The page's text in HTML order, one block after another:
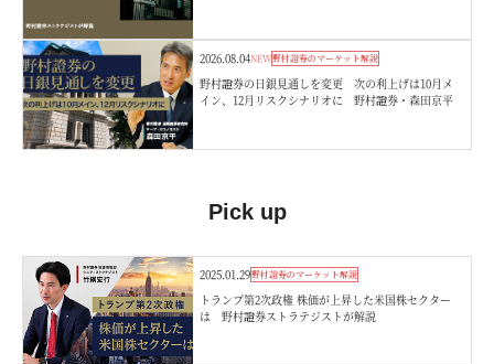
2026.08.04NEW野村證券のマーケット解説
野村證券の日銀見通しを変更 次の利上げは10月メ
イン、12月リスクシナリオに 野村證券・森田京平
Pick up
2025.01.29野村證券のマーケット解説
トランプ第2次政権 株価が上昇した米国株セクター
は 野村證券ストラテジストが解説